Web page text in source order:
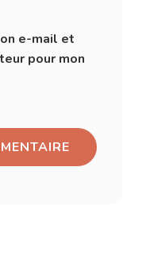
e-mail et
pour mon